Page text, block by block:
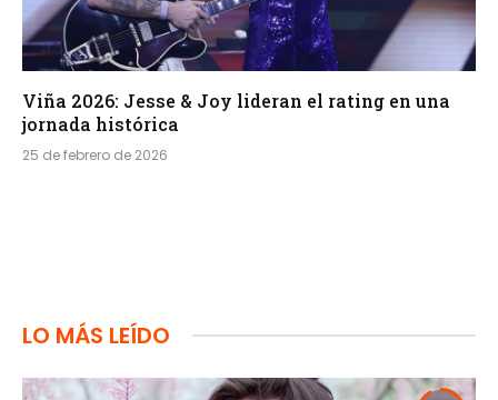
Viña 2026: Jesse & Joy lideran el rating en una
jornada histórica
25 de febrero de 2026
LO MÁS LEÍDO